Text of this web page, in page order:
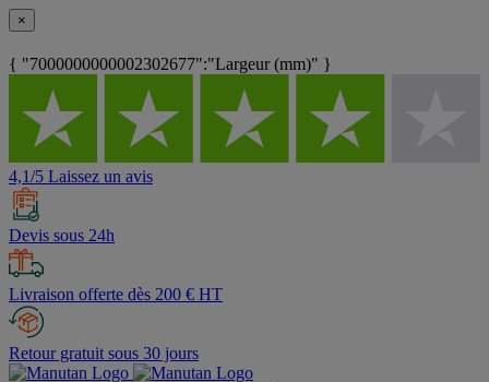
×
{ "7000000000002302677":"Largeur (mm)" }
4,1/5 Laissez un avis
Devis sous 24h
Livraison offerte dès 200 € HT
Retour gratuit sous 30 jours